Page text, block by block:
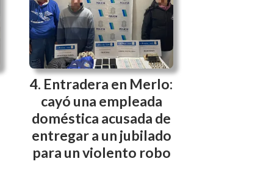
Entradera en Merlo:
cayó una empleada
doméstica acusada de
entregar a un jubilado
para un violento robo